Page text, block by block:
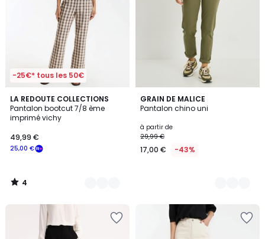
-25€* tous les 50€
LA REDOUTE COLLECTIONS
Pantalon bootcut 7/8 ème
imprimé vichy
25,00 €
49,99 €
4
/
5
2
Couleurs
4
/
GRAIN DE MALICE
Pantalon chino uni
à partir de
29,99 €
17,00 € -43%
4
Couleurs